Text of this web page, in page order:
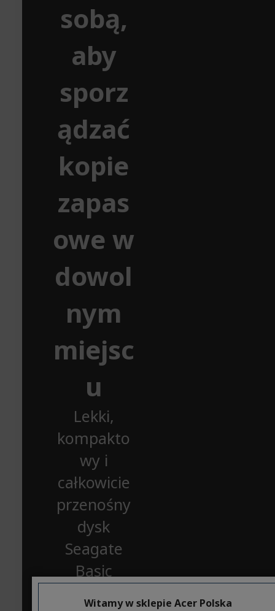
sobą,
aby
sporz
ądzać
kopie
zapas
owe w
dowol
nym
miejsc
u
Lekki,
kompakto
wy i
całkowicie
przenośny
dysk
Seagate
Basic
Witamy w sklepie Acer Polska